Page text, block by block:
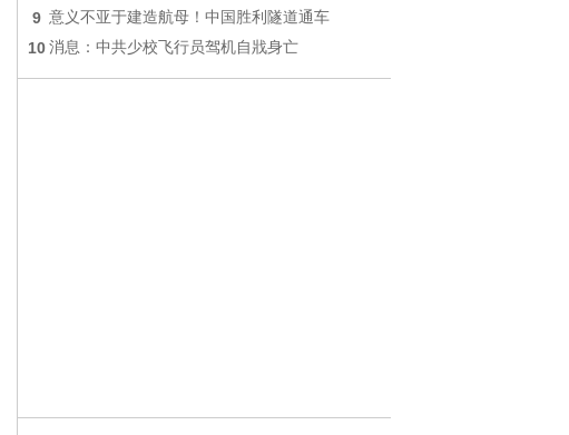
9 意义不亚于建造航母！中国胜利隧道通车
10 消息：中共少校飞行员驾机自戕身亡